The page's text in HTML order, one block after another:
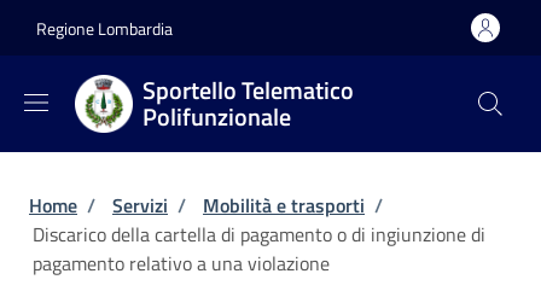
Regione Lombardia
Sportello Telematico
Polifunzionale
Briciole di pane
Home / Servizi / Mobilità e trasporti /
Discarico della cartella di pagamento o di ingiunzione di
pagamento relativo a una violazione